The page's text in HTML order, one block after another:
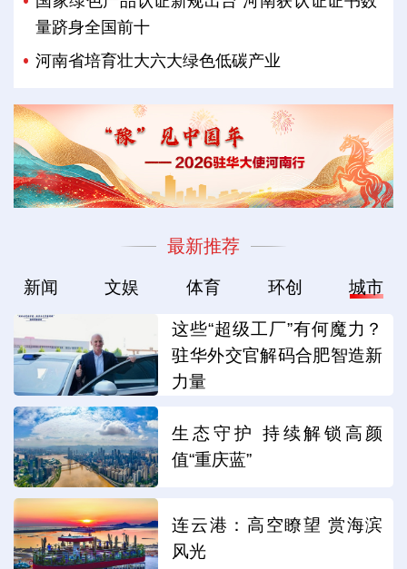
量跻身全国前十
河南省培育壮大六大绿色低碳产业
最新推荐
新闻 文娱 体育 环创 城市
这些“超级工厂”有何魔力？
驻华外交官解码合肥智造新
力量
生态守护 持续解锁高颜
值“重庆蓝”
连云港：高空瞭望 赏海滨
风光